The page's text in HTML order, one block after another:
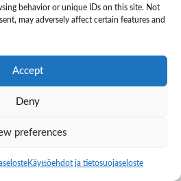
behavior or unique IDs on this site. Not
may adversely affect certain features and
Accept
Deny
preferences
Käyttöehdot ja tietosuojaseloste